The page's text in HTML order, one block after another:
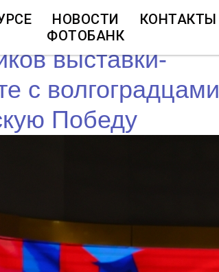
НОВОСТИ КОНТАКТЫ
ФОТОБАНК
выставки-
с волгоградцами
Победу